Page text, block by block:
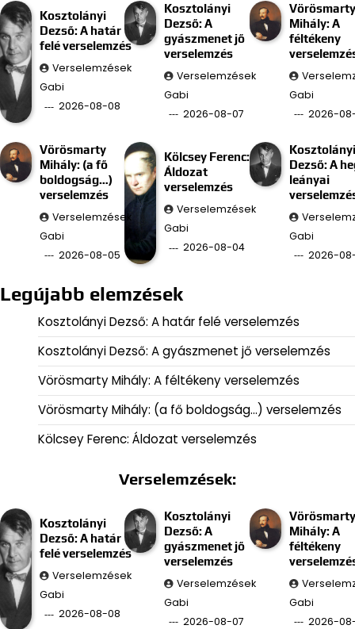
Kosztolányi
Dezső: A határ
felé verselemzés
Verselemzések
Gabi
2026-08-08
Kosztolányi
Dezső: A
gyászmenet jő
verselemzés
Verselemzések
Gabi
2026-08-07
Vörösmarty
Mihály: A
féltékeny
Gabi
2026-
Vörösmarty
Mihály: (a fő
boldogság…)
verselemzés
Verselemzések
Gabi
2026-08-05
Kölcsey Ferenc:
Áldozat
verselemzés
Verselemzések
Gabi
2026-08-04
Kosztolányi
Dezső: A
leányai
Gabi
2026-
Legújabb elemzések
Kosztolányi Dezső: A határ felé verselemzés
Kosztolányi Dezső: A gyászmenet jő verselemzés
Vörösmarty Mihály: A féltékeny verselemzés
Vörösmarty Mihály: (a fő boldogság…) verselemzés
Kölcsey Ferenc: Áldozat verselemzés
Verselemzések:
Kosztolányi
Dezső: A határ
felé verselemzés
Verselemzések
Gabi
2026-08-08
Kosztolányi
Dezső: A
gyászmenet jő
verselemzés
Verselemzések
Gabi
2026-08-07
Vörösmarty
Mihály: A
féltékeny
Gabi
2026-